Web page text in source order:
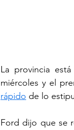
La provincia
miércoles y el
rápido de lo
Ford dijo que se